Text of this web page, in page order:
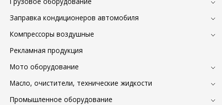
Заправка кондиционеров автомобиля
Компрессоры воздушные
Рекламная продукция
Мото оборудование
Масло, очистители, технические жидкости
Промышленное оборудование